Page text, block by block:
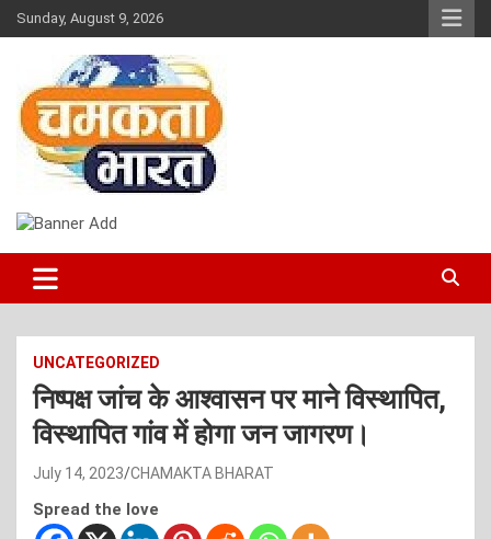
Skip
to
Sunday, August 9, 2026
CHAMAKTA BHARAT
UNCATEGORIZED
निष्पक्ष जांच के आश्वासन पर माने विस्थापित,
विस्थापित गांव में होगा जन जागरण।
July 14, 2023 CHAMAKTA BHARAT
Spread the love